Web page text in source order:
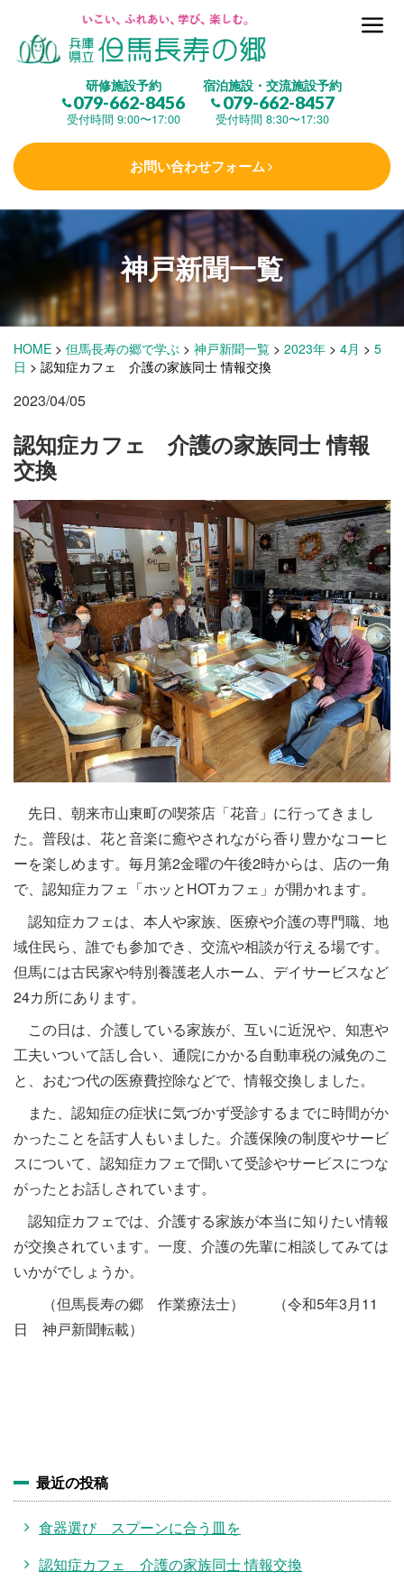
研修施設予約
079-662-8456
受付時間 9:00〜17:00
宿泊施設・交流施設予約
079-662-8457
受付時間 8:30〜17:30
お問い合わせフォーム
但馬長寿の郷とは
(研修施設)
楽しむ
学 ぶ(健康福祉)
泊まる(宿泊)
施設・料金
アクセス
神戸新聞一覧
HOME > 但馬長寿の郷で学ぶ > 神戸新聞一覧 > 2023年 > 4月 > 5
日 > 認知症カフェ 介護の家族同士 情報交換
2023/04/05
認知症カフェ 介護の家族同士 情報
交換
先日、朝来市山東町の喫茶店「花音」に行ってきまし
た。普段は、花と音楽に癒やされながら香り豊かなコーヒ
ーを楽しめます。毎月第2金曜の午後2時からは、店の一角
で、認知症カフェ「ホッとHOTカフェ」が開かれます。
認知症カフェは、本人や家族、医療や介護の専門職、地
域住民ら、誰でも参加でき、交流や相談が行える場です。
但馬には古民家や特別養護老人ホーム、デイサービスなど
24カ所にあります。
この日は、介護している家族が、互いに近況や、知恵や
工夫いついて話し合い、通院にかかる自動車税の減免のこ
と、おむつ代の医療費控除などで、情報交換しました。
また、認知症の症状に気づかず受診するまでに時間がか
かったことを話す人もいました。介護保険の制度やサービ
スについて、認知症カフェで聞いて受診やサービスにつな
がったとお話しされています。
認知症カフェでは、介護する家族が本当に知りたい情報
が交換されています。一度、介護の先輩に相談してみては
いかがでしょうか。
（但馬長寿の郷 作業療法士） （令和5年3月11
日 神戸新聞転載）
最近の投稿
食器選び スプーンに合う皿を
認知症カフェ 介護の家族同士 情報交換